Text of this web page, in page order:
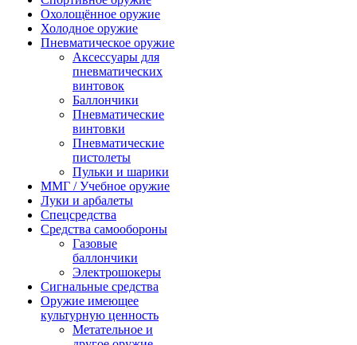
Охолощённое оружие
Холодное оружие
Пневматическое оружие
Аксессуары для
пневматических
винтовок
Баллончики
Пневматические
винтовки
Пневматические
пистолеты
Пульки и шарики
ММГ / Учебное оружие
Луки и арбалеты
Спецсредства
Средства самообороны
Газовые
баллончики
Электрошокеры
Сигнальные средства
Оружие имеющее
культурную ценность
Метательное и